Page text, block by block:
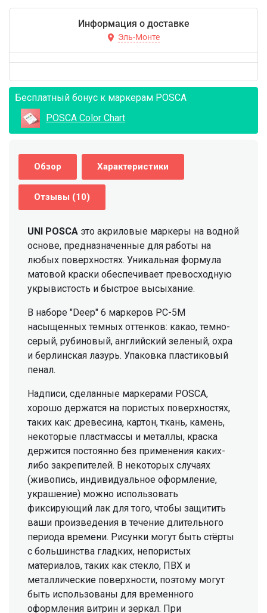
Информация о доставке
Эль-Монте
Бесплатный бонус к маркерам POSCA
POSCA Color Chart
Обзор Характеристики
Отзывы (10)
UNI POSCA это акриловые маркеры на водной
основе, предназначенные для работы на
любых поверхностях. Уникальная формула
матовой краски обеспечивает превосходную
укрывистость и быстрое высыхание.
В наборе "Deep" 6 маркеров PC-5M
насыщенных темных оттенков: какао, темно-
серый, рубиновый, английский зеленый, охра
и берлинская лазурь. Упаковка пластиковый
пенал.
Надписи, сделанные маркерами POSCA,
хорошо держатся на пористых поверхностях,
таких как: древесина, картон, ткань, камень,
некоторые пластмассы и металлы, краска
держится постоянно без применения каких-
либо закрепителей. В некоторых случаях
(живопись, индивидуальное оформление,
украшение) можно использовать
фиксирующий лак для того, чтобы защитить
ваши произведения в течение длительного
периода времени. Рисунки могут быть стёрты
с большинства гладких, непористых
материалов, таких как стекло, ПВХ и
металлические поверхности, поэтому могут
быть использованы для временного
оформления витрин и зеркал. При